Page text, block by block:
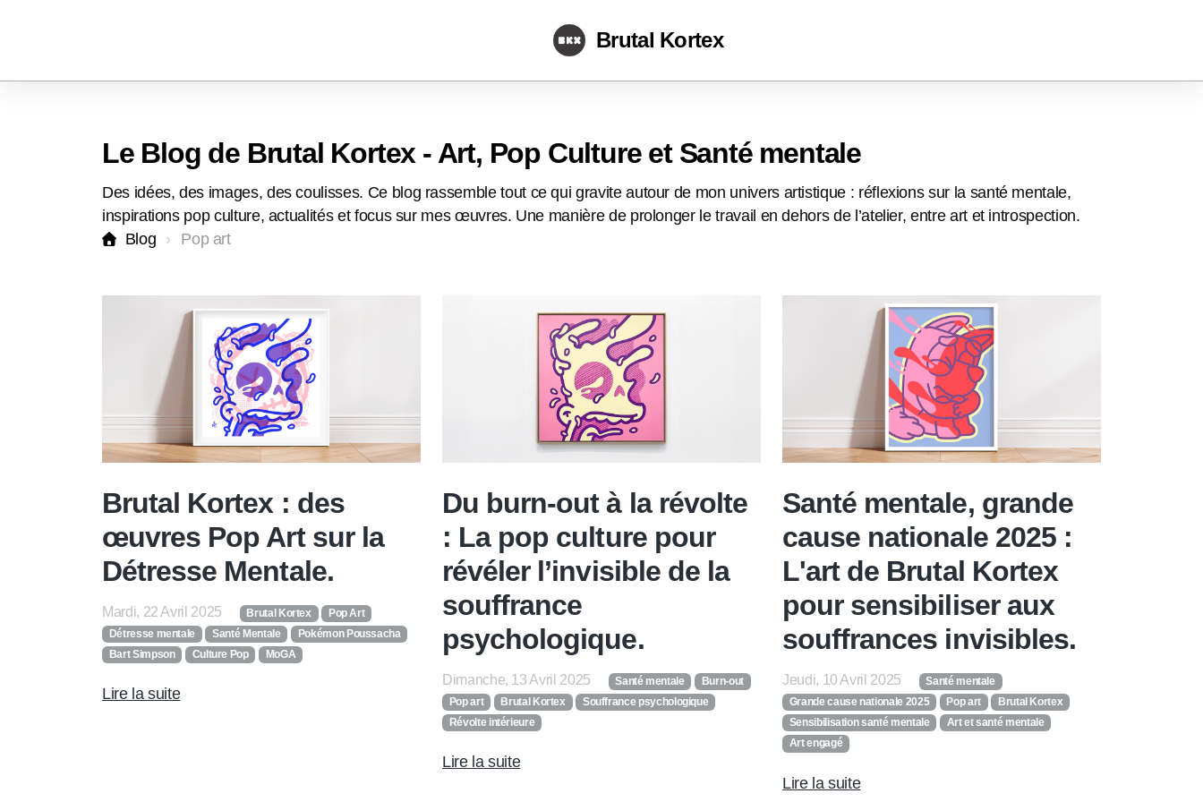
Brutal Kortex
Le Blog de Brutal Kortex - Art, Pop Culture et Santé mentale
Des idées, des images, des coulisses. Ce blog rassemble tout ce qui gravite autour de mon univers artistique : réflexions sur la santé mentale,
inspirations pop culture, actualités et focus sur mes œuvres. Une manière de prolonger le travail en dehors de l’atelier, entre art et introspection.
Blog
Pop art
Brutal Kortex : des
œuvres Pop Art sur la
Détresse Mentale.
Mardi, 22 Avril 2025 Brutal Kortex
Pop Art
Détresse mentale
Santé Mentale
Pokémon Poussacha
Bart Simpson
Culture Pop MoGA
Lire la suite
Du burn-out à la révolte
: La pop culture pour
révéler l’invisible de la
souffrance
psychologique.
Dimanche, 13 Avril 2025 Santé mentale
Burn-out
Pop art
Brutal Kortex
Souffrance psychologique
Révolte intérieure
Lire la suite
Santé mentale, grande
cause nationale 2025 :
L'art de Brutal Kortex
pour sensibiliser aux
souffrances invisibles.
Jeudi, 10 Avril 2025
Santé mentale
Grande cause nationale 2025
Pop art
Brutal Kortex
Sensibilisation santé mentale
Art et santé mentale
Art engagé
Lire la suite